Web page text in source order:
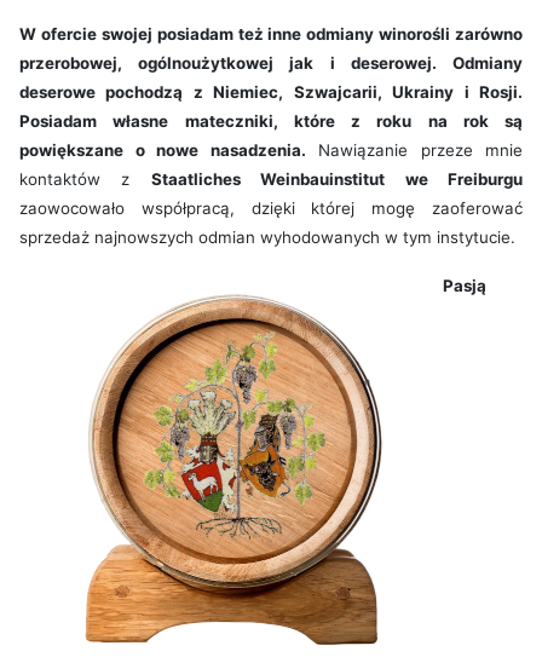
W ofercie swojej posiadam też inne odmiany winorośli zarówno
przerobowej, ogólnoużytkowej jak i deserowej. Odmiany
deserowe pochodzą z Niemiec, Szwajcarii, Ukrainy i Rosji.
Posiadam własne mateczniki, które z roku na rok są
powiększane o nowe nasadzenia. Nawiązanie przeze mnie
kontaktów z Staatliches Weinbauinstitut we Freiburgu
zaowocowało współpracą, dzięki której mogę zaoferować
sprzedaż najnowszych odmian wyhodowanych w tym instytucie.
Pasją